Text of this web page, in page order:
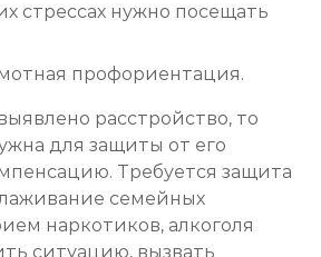
стрессах нужно посещать
профориентация.
расстройство, то
для защиты от его
Требуется защита
семейных
наркотиков, алкоголя
ситуацию, вызвать